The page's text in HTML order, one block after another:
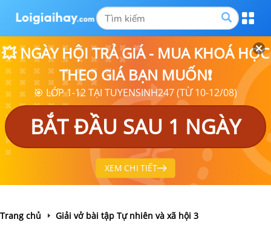
💥 NGÀY HỘI TRẢ GIÁ - MUA KHOÁ HỌC
THEO GIÁ BẠN MUỐN❗
🎯 LỚP 1-12 TẠI TUYENSINH247 (TỪ 10-12/08)
BẮT ĐẦU SAU 1 NGÀY
XEM CHI TIẾT
Trang chủ Giải vở bài tập Tự nhiên và xã hội 3